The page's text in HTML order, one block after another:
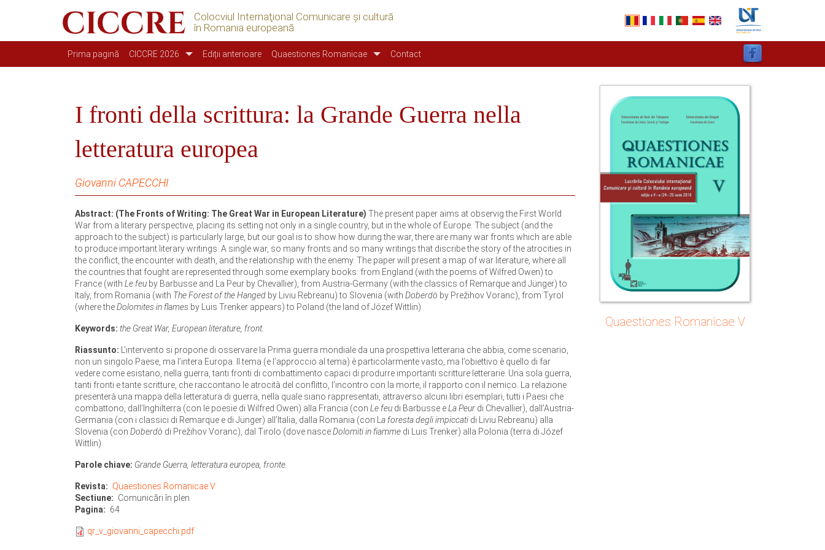
Colocviul Internaţional Comunicare şi cultură
în Romania europeană
Main navigation
Prima pagină CICCRE 2026 Ediții anterioare Quaestiones Romanicae Contact
I fronti della scrittura: la Grande Guerra nella
letteratura europea
Giovanni CAPECCHI
Abstract: (The Fronts of Writing: The Great War in European Literature) The present paper aims at observig the First World
War from a literary perspective, placing its setting not only in a single country, but in the whole of Europe. The subject (and the
approach to the subject) is particularly large, but our goal is to show how during the war, there are many war fronts which are able
to produce important literary writings. A single war, so many fronts and so many writings that discribe the story of the atrocities in
the conflict, the encounter with death, and the relationship with the enemy. The paper will present a map of war literature, where all
the countries that fought are represented through some exemplary books: from England (with the poems of Wilfred Owen) to
France (with Le feu by Barbusse and La Peur by Chevallier), from Austria-Germany (with the classics of Remarque and Jünger) to
Italy, from Romania (with The Forest of the Hanged by Liviu Rebreanu) to Slovenia (with Doberdò by Prežihov Voranc), from Tyrol
(where theDolomites in flames by Luis Trenker appears) to Poland (the land of Józef Wittlin)
Keywords: the Great War, European literature, front.
Riassunto: L’intervento si propone di osservare la Prima guerra mondiale da una prospettiva letteraria che abbia, come scenario,
non un singolo Paese, ma l’intera Europa. Il tema (e l’approccio al tema) è particolarmente vasto, ma l’obiettivo è quello di far
vedere come esistano, nella guerra, tanti fronti di combattimento capaci di produrre importanti scritture letterarie. Una sola guerra,
tanti fronti e tante scritture, che raccontano le atrocità del conflitto, l’incontro con la morte, il rapporto con il nemico. La relazione
presenterà una mappa della letteratura di guerra, nella quale siano rappresentati, attraverso alcuni libri esemplari, tutti i Paesi che
combattono, dall’Inghilterra (con le poesie di Wilfred Owen) alla Francia (con Le feu di Barbusse eLa Peur di Chevallier), dall’Austria-
Germania (con i classici di Remarque e di Jünger) all’Italia, dalla Romania (con La foresta degli impiccati di Liviu Rebreanu) alla
Slovenia (con Doberdò di Prežihov Voranc), dal Tirolo (dove nasceDolomiti in fiamme di Luis Trenker) alla Polonia (terra di Józef
Wittlin).
Parole chiave: Grande Guerra, letteratura europea, fronte.
Revista
Quaestiones Romanicae V
Sectiune
Comunicări în plen
Pagina
64
qr_v_giovanni_capecchi.pdf
Quaestiones Romanicae V